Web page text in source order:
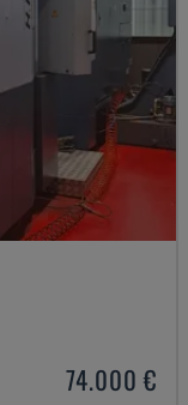
74.000 €